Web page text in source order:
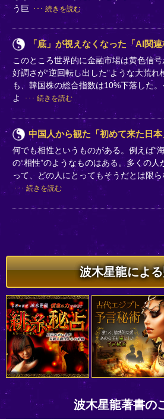
う巨
続きを読む
「底」が視えなくなった「AI関
このところ世界的に金融市場は黄色信
好調さが“逆回転し出した”ような大荒れ
も、韓国株の総合指数は10%下落した
よ
続きを読む
中国人から観た「初めて来た日
何でも相性というものがある。例えば“
の“相性”のようなものはある。多くの
って、どの人にとってもそうだとは限
続きを読む
波木星龍によ
波木星龍著書の